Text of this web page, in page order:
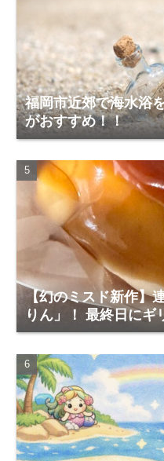
福岡市近郊で海水浴
がおすすめ！！
【幻のミスド新作】
りん」！ 最終日にギ
て食べてみた実食レ